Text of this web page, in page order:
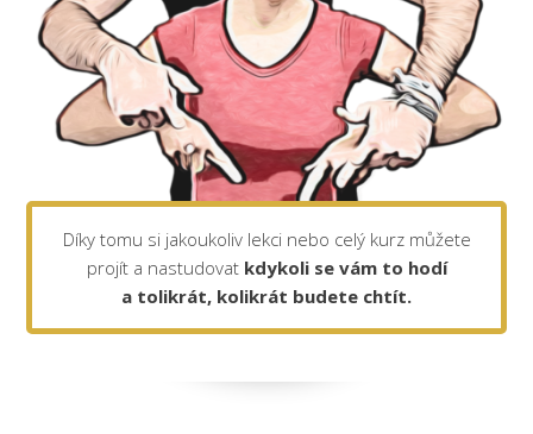
Díky tomu si jakoukoliv lekci nebo celý kurz můžete
projít a nastudovat kdykoli se vám to hodí
a tolikrát, kolikrát budete chtít.